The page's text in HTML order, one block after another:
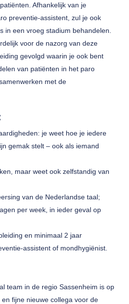
Afhankelijk van je
preventie-assistent, zul je ook
in een vroeg stadium behandelen.
voor de nazorg van deze
gevolgd waarin je ook bent
van patiënten in het paro
met de
je weet hoe je iedere
gemak stelt – ook als iemand
maar weet ook zelfstandig van
van de Nederlandse taal;
per week, in ieder geval op
en minimaal 2 jaar
assistent of mondhygiënist.
team in de regio Sassenheim is op
fijne nieuwe collega voor de